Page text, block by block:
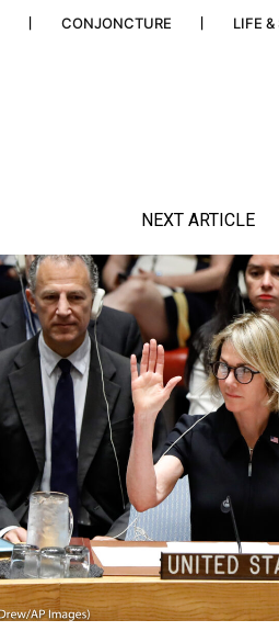
CONJONCTURE LIFE &
NEXT ARTICLE